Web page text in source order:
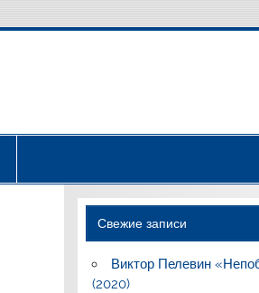
Свежие записи
Виктор Пелевин
(2020)